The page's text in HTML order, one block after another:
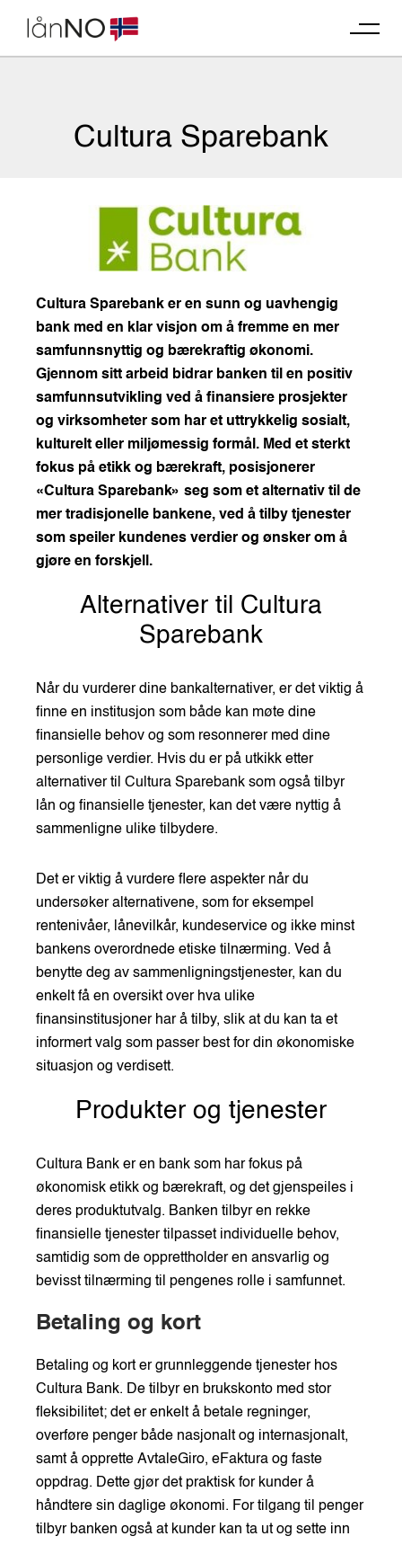
content
Cultura Sparebank
Cultura Sparebank er en sunn og uavhengig
bank med en klar visjon om å fremme en mer
samfunnsnyttig og bærekraftig økonomi.
Gjennom sitt arbeid bidrar banken til en positiv
samfunnsutvikling ved å finansiere prosjekter
og virksomheter som har et uttrykkelig sosialt,
kulturelt eller miljømessig formål. Med et sterkt
fokus på etikk og bærekraft, posisjonerer
«Cultura Sparebank» seg som et alternativ til de
mer tradisjonelle bankene, ved å tilby tjenester
som speiler kundenes verdier og ønsker om å
gjøre en forskjell.
Alternativer til Cultura
Sparebank
Når du vurderer dine bankalternativer, er det viktig å
finne en institusjon som både kan møte dine
finansielle behov og som resonnerer med dine
personlige verdier. Hvis du er på utkikk etter
alternativer til Cultura Sparebank som også tilbyr
lån og finansielle tjenester, kan det være nyttig å
sammenligne ulike tilbydere.
Det er viktig å vurdere flere aspekter når du
undersøker alternativene, som for eksempel
rentenivåer, lånevilkår, kundeservice og ikke minst
bankens overordnede etiske tilnærming. Ved å
benytte deg av sammenligningstjenester, kan du
enkelt få en oversikt over hva ulike
finansinstitusjoner har å tilby, slik at du kan ta et
informert valg som passer best for din økonomiske
situasjon og verdisett.
Produkter og tjenester
Cultura Bank er en bank som har fokus på
økonomisk etikk og bærekraft, og det gjenspeiles i
deres produktutvalg. Banken tilbyr en rekke
finansielle tjenester tilpasset individuelle behov,
samtidig som de opprettholder en ansvarlig og
bevisst tilnærming til pengenes rolle i samfunnet.
Betaling og kort
Betaling og kort er grunnleggende tjenester hos
Cultura Bank. De tilbyr en brukskonto med stor
fleksibilitet; det er enkelt å betale regninger,
overføre penger både nasjonalt og internasjonalt,
samt å opprette AvtaleGiro, eFaktura og faste
oppdrag. Dette gjør det praktisk for kunder å
håndtere sin daglige økonomi. For tilgang til penger
tilbyr banken også at kunder kan ta ut og sette inn